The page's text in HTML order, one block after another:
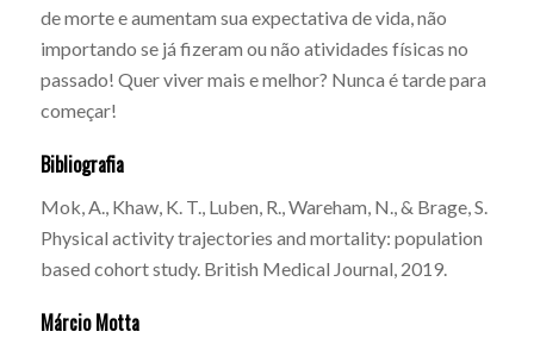
de morte e aumentam sua expectativa de vida, não
importando se já fizeram ou não atividades físicas no
passado! Quer viver mais e melhor? Nunca é tarde para
começar!
Bibliografia
Mok, A., Khaw, K. T., Luben, R., Wareham, N., & Brage, S.
Physical activity trajectories and mortality: population
based cohort study. British Medical Journal, 2019.
Márcio Motta